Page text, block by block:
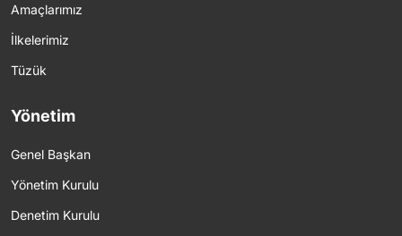
Amaçlarımız
İlkelerimiz
Tüzük
Yönetim
Genel Başkan
Yönetim Kurulu
Denetim Kurulu